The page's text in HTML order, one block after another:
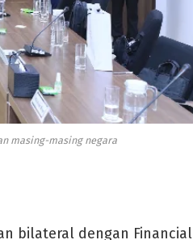
masing-masing negara
bilateral dengan Financial